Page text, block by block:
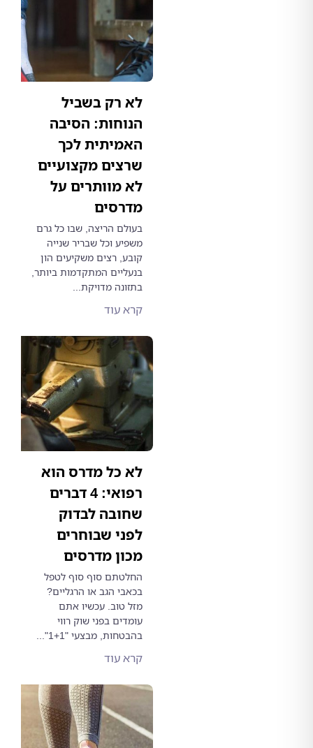
לא רק בשביל
הנוחות: הסיבה
האמיתית לכך
שרצים מקצועיים
לא מוותרים על
מדרסים
בעולם הריצה, שבו כל גרם
משפיע וכל שבריר שנייה
קובע, רצים משקיעים הון
בנעליים המתקדמות ביותר,
בתזונה מדויקת...
לא כל מדרס הוא
רפואי: 4 דברים
שחובה לבדוק
לפני שבוחרים
מכון מדרסים
החלטתם סוף סוף לטפל
בכאבי הגב או הרגליים?
מזל טוב. עכשיו אתם
עומדים בפני שוק רווי
בהבטחות, מבצעי "1+1"...